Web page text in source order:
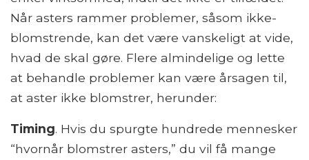
Når asters rammer problemer, såsom ikke-
blomstrende, kan det være vanskeligt at vide,
hvad de skal gøre. Flere almindelige og lette
at behandle problemer kan være årsagen til,
at aster ikke blomstrer, herunder:
Timing. Hvis du spurgte hundrede mennesker
“hvornår blomstrer asters,” du vil få mange